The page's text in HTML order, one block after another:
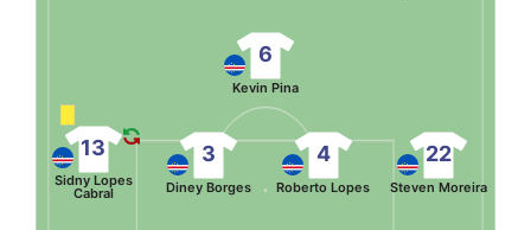
13
Sidny Lopes
Cabral
3
Diney Borges
4
Roberto Lopes
22
Steven Moreira
6
Kevin Pina